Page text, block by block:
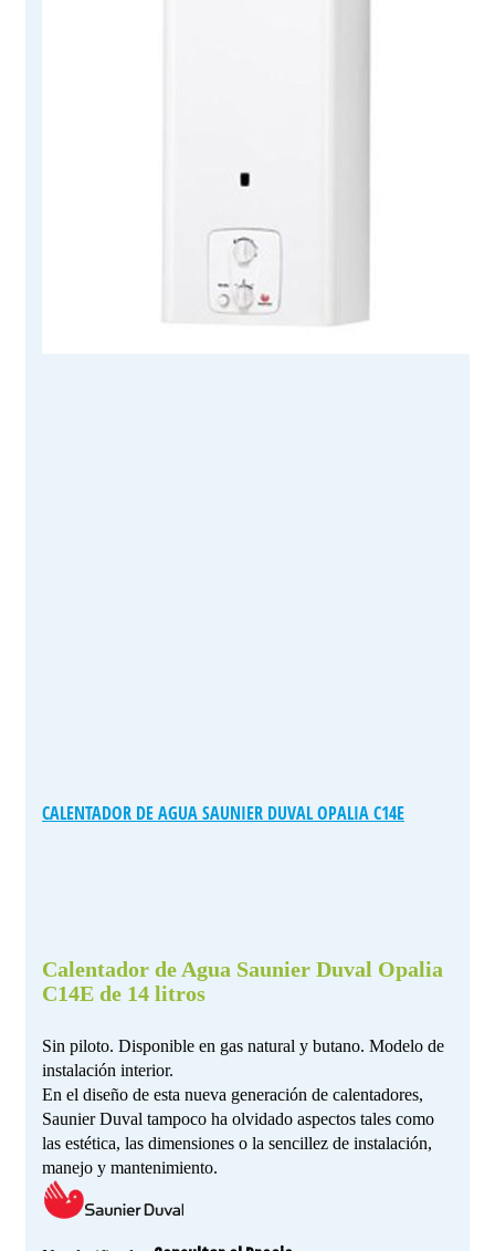
CALENTADOR DE AGUA SAUNIER DUVAL OPALIA C14E
Calentador de Agua Saunier Duval Opalia
C14E de 14 litros
Sin piloto. Disponible en gas natural y butano. Modelo de
instalación interior.
En el diseño de esta nueva generación de calentadores,
Saunier Duval tampoco ha olvidado aspectos tales como
las estética, las dimensiones o la sencillez de instalación,
manejo y mantenimiento.